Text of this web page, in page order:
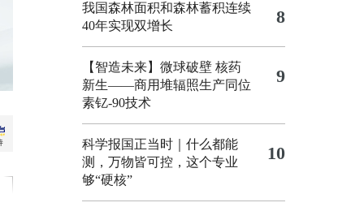
我国森林面积和森林蓄积连续
40年实现双增长
8
【智造未来】微球破壁 核药
新生——商用堆辐照生产同位
素钇-90技术
9
科学报国正当时｜什么都能
测，万物皆可控，这个专业
够“硬核”
10